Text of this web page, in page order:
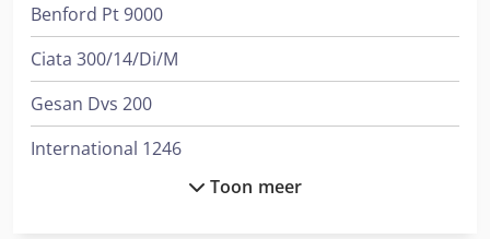
Benford Pt 9000
Ciata 300/14/Di/M
Gesan Dvs 200
International 1246
Toon meer